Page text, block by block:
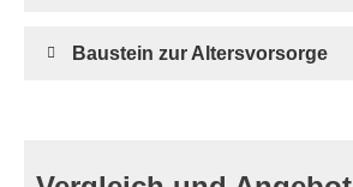
Baustein zur Alters­vorsorge